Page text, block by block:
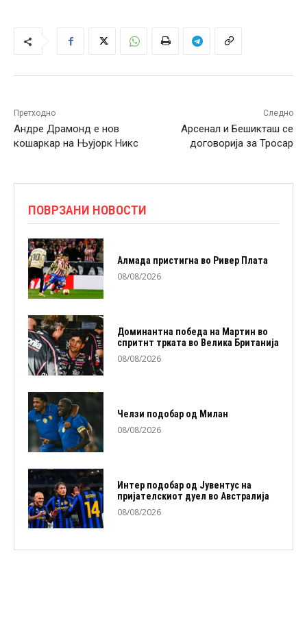
Претходно
Андре Драмонд е нов
кошаркар на Њујорк Никс
Следно
Арсенал и Бешикташ се
договорија за Тросар
ПОВРЗАНИ НОВОСТИ
Алмада пристигна во Ривер Плата
08/08/2026
Доминантна победа на Мартин во
спритнт трката во Велика Британија
08/08/2026
Челзи подобaр од Милан
08/08/2026
Интер подобар од Јувентус на
пријателскиот дуел во Австралија
08/08/2026